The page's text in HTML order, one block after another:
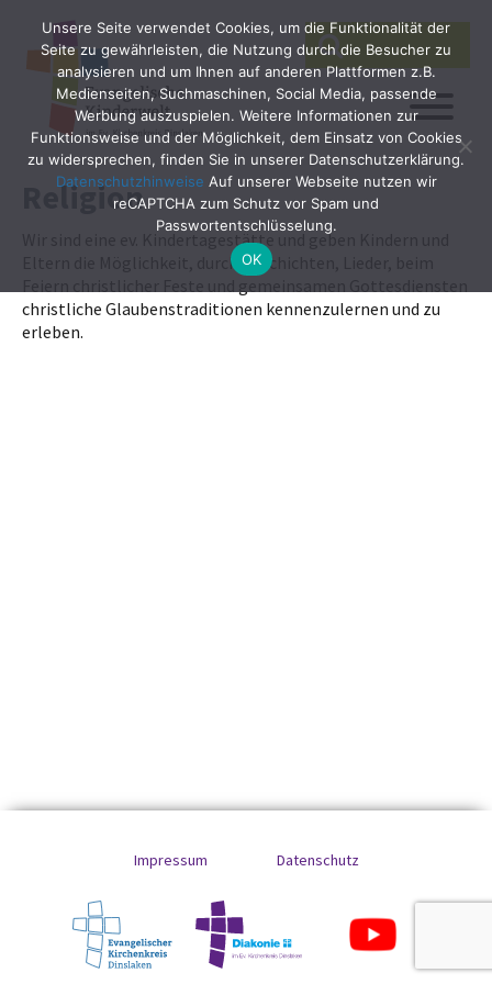
Search
for:
SEARCH
Religion
Wir sind eine ev. Kindertagestätte und geben Kindern und
Eltern die Möglichkeit, durch Geschichten, Lieder, beim
christliche Glaubenstraditionen kennenzulernen und zu
erleben.
Impressum Datenschutz
Unsere Seite verwendet Cookies, um die Funktionalität der
Seite zu gewährleisten, die Nutzung durch die Besucher zu
analysieren und um Ihnen auf anderen Plattformen z.B.
Medienseiten, Suchmaschinen, Social Media, passende
Werbung auszuspielen. Weitere Informationen zur
Funktionsweise und der Möglichkeit, dem Einsatz von Cookies
zu widersprechen, finden Sie in unserer Datenschutzerklärung.
Datenschutzhinweise Auf unserer Webseite nutzen wir
reCAPTCHA zum Schutz vor Spam und
Passwortentschlüsselung.
OK